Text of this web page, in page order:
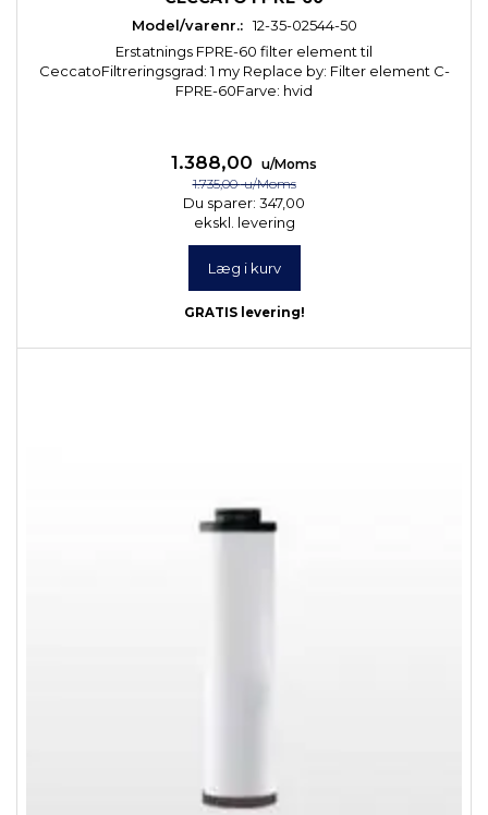
Model/varenr.: 12-35-02544-50
Erstatnings FPRE-60 filter element til
CeccatoFiltreringsgrad: 1 my Replace by: Filter element C-
FPRE-60Farve: hvid
1.388,00
u/Moms
1.735,00u/Moms
Du sparer: 347,00
ekskl. levering
Læg i kurv
GRATIS levering!